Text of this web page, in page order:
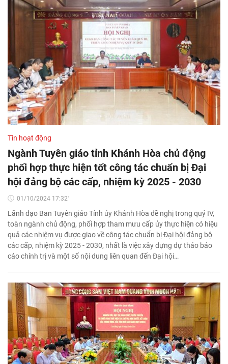
Tin hoạt động
Ngành Tuyên giáo tỉnh Khánh Hòa chủ động
phối hợp thực hiện tốt công tác chuẩn bị Đại
hội đảng bộ các cấp, nhiệm kỳ 2025 - 2030
01/10/2024 17:32'
Lãnh đạo Ban Tuyên giáo Tỉnh ủy Khánh Hòa đề nghị trong quý IV,
toàn ngành chủ động, phối hợp tham mưu cấp ủy thực hiện có hiệu
quả các nhiệm vụ được giao về công tác chuẩn bị Đại hội đảng bộ
các cấp, nhiệm kỳ 2025 - 2030, nhất là việc xây dựng dự thảo báo
cáo chính trị và một số nội dung liên quan đến Đại hội…